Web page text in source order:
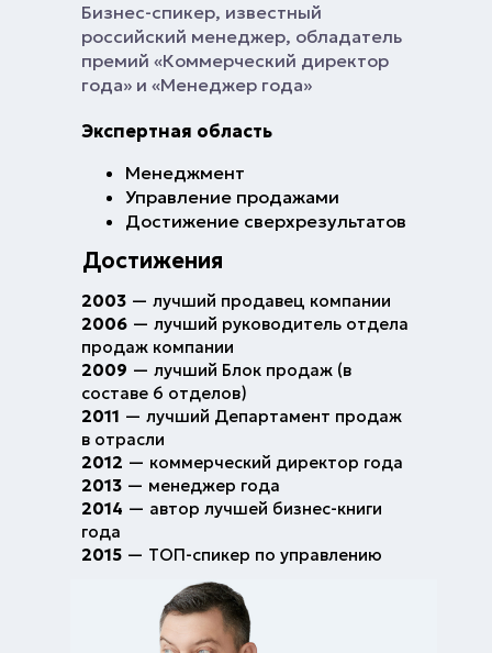
2003 — лучший продавец компании
2006 — лучший руководитель отдела
продаж компании
2009 — лучший Блок продаж (в
составе 6 отделов)
2011 — лучший Департамент продаж
в отрасли
2012 — коммерческий директор года
2013 — менеджер года
2014 — автор лучшей бизнес-книги
года
2015 — ТОП-спикер по управлению
Достижения
Экспертная область
Менеджмент
Управление продажами
Достижение сверхрезультатов
Бизнес-спикер, известный
российский менеджер, обладатель
премий «Коммерческий директор
года» и «Менеджер года»